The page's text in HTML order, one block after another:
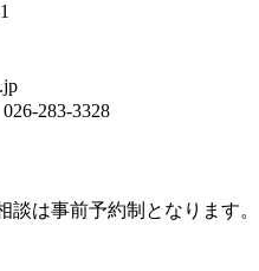
283-3328
は事前予約制となります。